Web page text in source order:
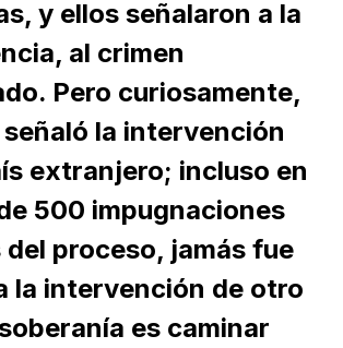
y ellos señalaron a la
al crimen
Pero curiosamente,
la intervención
extranjero; incluso en
500 impugnaciones
del proceso, jamás fue
la intervención de otro
es caminar